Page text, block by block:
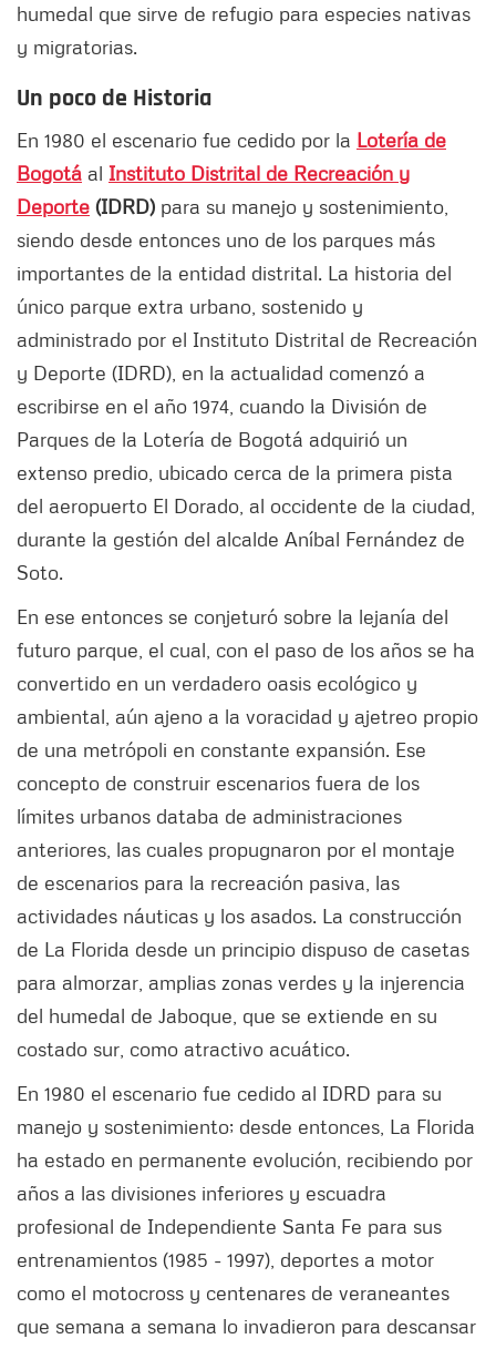
humedal que sirve de refugio para especies nativas
y migratorias.
Un poco de Historia
En 1980 el escenario fue cedido por la Lotería de
Bogotá al Instituto Distrital de Recreación y
Deporte (IDRD) para su manejo y sostenimiento,
siendo desde entonces uno de los parques más
importantes de la entidad distrital. La historia del
único parque extra urbano, sostenido y
administrado por el Instituto Distrital de Recreación
y Deporte (IDRD), en la actualidad comenzó a
escribirse en el año 1974, cuando la División de
Parques de la Lotería de Bogotá adquirió un
extenso predio, ubicado cerca de la primera pista
del aeropuerto El Dorado, al occidente de la ciudad,
durante la gestión del alcalde Aníbal Fernández de
Soto.
En ese entonces se conjeturó sobre la lejanía del
futuro parque, el cual, con el paso de los años se ha
convertido en un verdadero oasis ecológico y
ambiental, aún ajeno a la voracidad y ajetreo propio
de una metrópoli en constante expansión. Ese
concepto de construir escenarios fuera de los
límites urbanos databa de administraciones
anteriores, las cuales propugnaron por el montaje
de escenarios para la recreación pasiva, las
actividades náuticas y los asados. La construcción
de La Florida desde un principio dispuso de casetas
para almorzar, amplias zonas verdes y la injerencia
del humedal de Jaboque, que se extiende en su
costado sur, como atractivo acuático.
En 1980 el escenario fue cedido al IDRD para su
manejo y sostenimiento; desde entonces, La Florida
ha estado en permanente evolución, recibiendo por
años a las divisiones inferiores y escuadra
profesional de Independiente Santa Fe para sus
entrenamientos (1985 - 1997), deportes a motor
como el motocross y centenares de veraneantes
que semana a semana lo invadieron para descansar